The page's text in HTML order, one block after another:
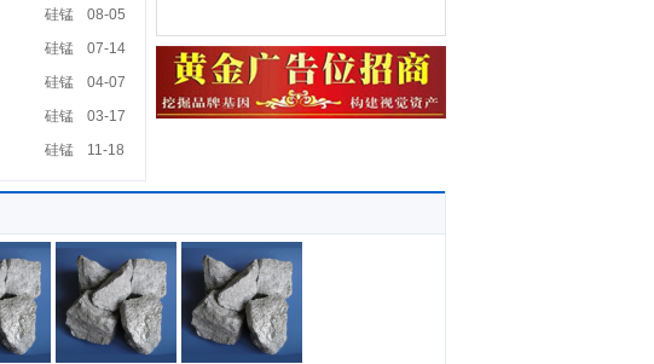
硅锰
08-05
硅锰
07-14
硅锰
04-07
硅锰
03-17
硅锰 11-18